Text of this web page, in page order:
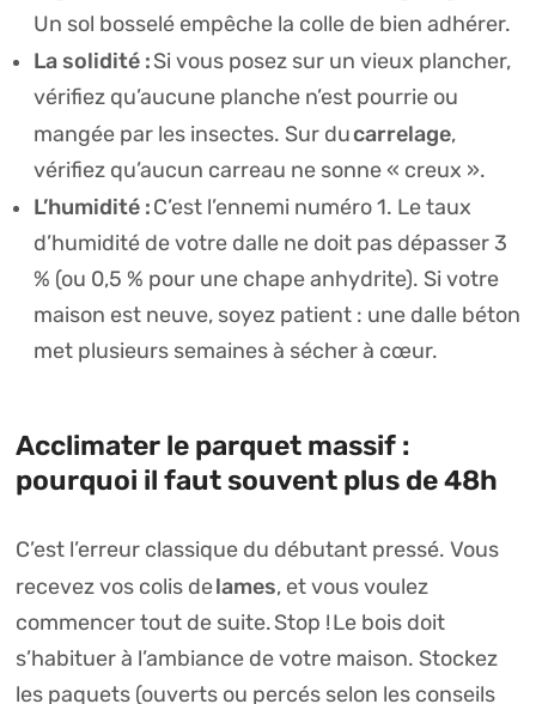
Un sol bosselé empêche la colle de bien adhérer.
La solidité :Si vous posez sur un vieux plancher,
vérifiez qu’aucune planche n’est pourrie ou
mangée par les insectes. Sur ducarrelage,
vérifiez qu’aucun carreau ne sonne « creux ».
L’humidité :C’est l’ennemi numéro 1. Le taux
d’humidité de votre dalle ne doit pas dépasser 3
% (ou 0,5 % pour une chape anhydrite). Si votre
maison est neuve, soyez patient : une dalle béton
met plusieurs semaines à sécher à cœur.
Acclimater le parquet massif :
pourquoi il faut souvent plus de 48h
C’est l’erreur classique du débutant pressé. Vous
recevez vos colis delames, et vous voulez
commencer tout de suite.Stop !Le bois doit
s’habituer à l’ambiance de votre maison. Stockez
les paquets (ouverts ou percés selon les conseils